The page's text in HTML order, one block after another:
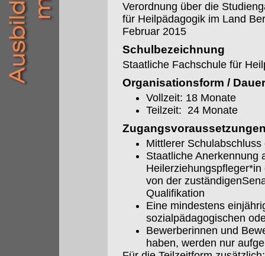
Verordnung über die
für Heilpädagogik im Land
Februar 2015
Schulbezeichnung
Staatliche Fachschule für
Organisationsform / Dauer
Vollzeit: 18 Monate
Teilzeit: 24 Monate
Mittlerer
Staatliche Anerkennung
von der
Qualifikation
Eine mindestens
sozialpädagogischen
Bewerberinnen und
haben, werden nur